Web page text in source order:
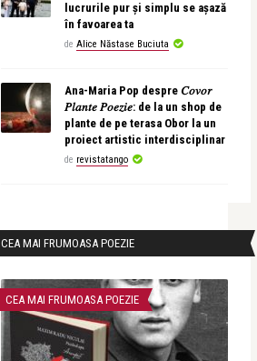
lucrurile pur și simplu se așază
în favoarea ta
de Alice Năstase Buciuta
Ana-Maria Pop despre 𝐶𝑜𝑣𝑜𝑟
𝑃𝑙𝑎𝑛𝑡𝑒 𝑃𝑜𝑒𝑧𝑖𝑒: de la un shop de
plante de pe terasa Obor la un
proiect artistic interdisciplinar
de revistatango
CEA MAI FRUMOASA POEZIE
CEA MAI FRUMOASA POEZIE